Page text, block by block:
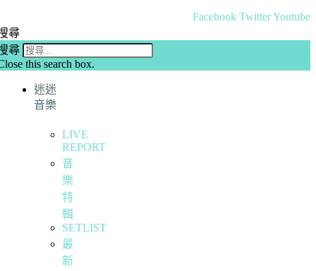
Facebook TwitterYoutube
尋
尋
this search box.
迷迷
音樂
LIVE
REPORT
音
樂
特
輯
SETLIST
最
新